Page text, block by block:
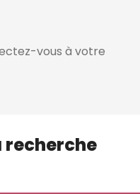
vous à votre
recherche